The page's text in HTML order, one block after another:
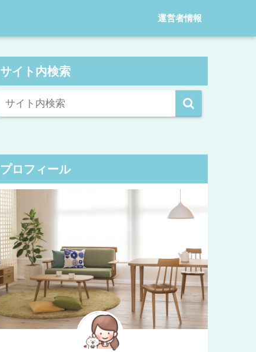
運営者情報
サイト内検索
プロフィール